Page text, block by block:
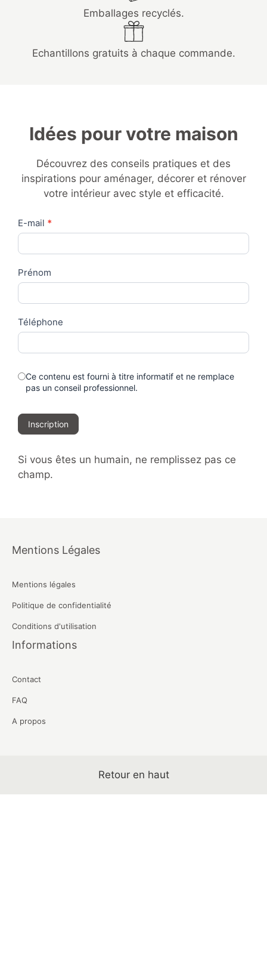
Emballages recyclés.
Echantillons gratuits à chaque commande.
Idées pour votre maison
Découvrez des conseils pratiques et des
inspirations pour aménager, décorer et rénover
votre intérieur avec style et efficacité.
Contact
Us
E-mail *
Prénom
Téléphone
Ce contenu est fourni à titre informatif et ne remplace
pas un conseil professionnel.
Inscription
Si vous êtes un humain, ne remplissez pas ce
champ.
Mentions Légales
Mentions légales
Politique de confidentialité
Conditions d'utilisation
Informations
Contact
FAQ
A propos
Retour en haut